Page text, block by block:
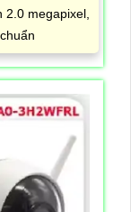
megapixel,